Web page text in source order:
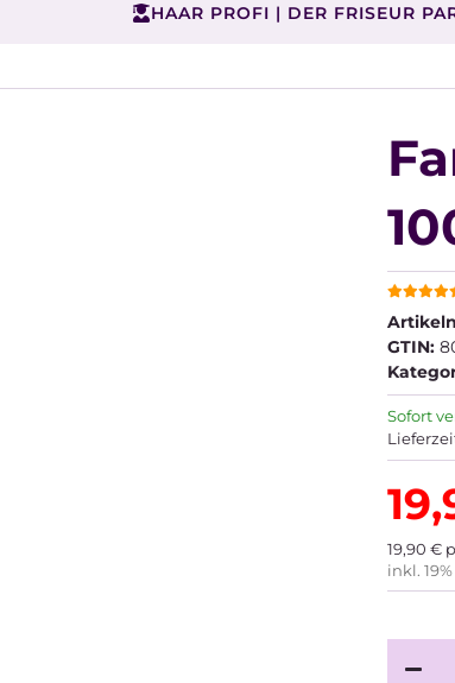
HAAR PROFI | DER FRISEUR
GTIN:
Sofort
19,90 €
inkl.